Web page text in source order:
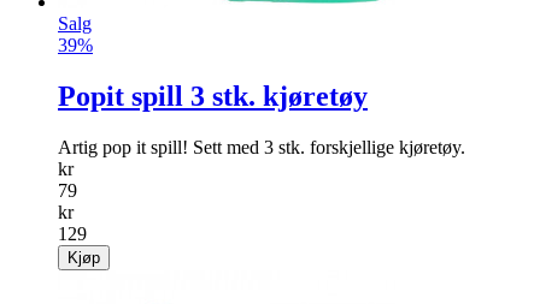
Salg
39%
Popit spill 3 stk. kjøretøy
Artig pop it spill! Sett med 3 stk. forskjellige kjøretøy.
kr
79
kr
129
Kjøp